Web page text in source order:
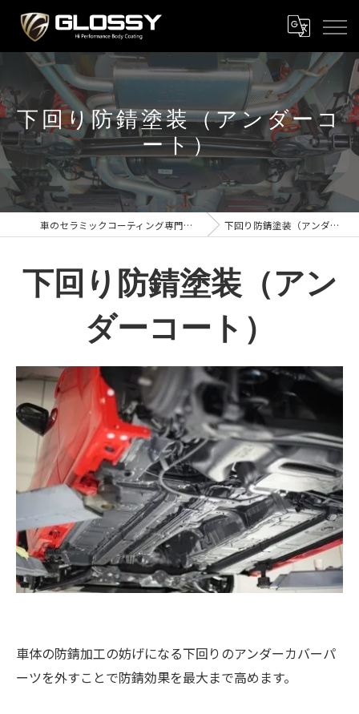
下回り防錆塗装（アンダーコ
ート）
車のセラミックコーティング専門店 GLOSSY新潟 下回り防錆塗装（アンダーコート）
下回り防錆塗装（アン
ダーコート）
車体の防錆加工の妨げになる下回りのアンダーカバーパ
ーツを外すことで防錆効果を最大まで高めます。